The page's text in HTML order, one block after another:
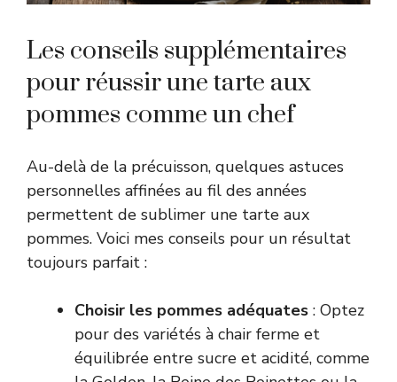
Les conseils supplémentaires
pour réussir une tarte aux
pommes comme un chef
Au-delà de la précuisson, quelques astuces
personnelles affinées au fil des années
permettent de sublimer une tarte aux
pommes. Voici mes conseils pour un résultat
toujours parfait :
Choisir les pommes adéquates : Optez
pour des variétés à chair ferme et
équilibrée entre sucre et acidité, comme